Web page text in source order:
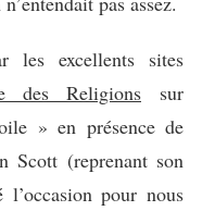
les excellents sites
des Religions sur
» en présence de
Scott (reprenant son
pour nous